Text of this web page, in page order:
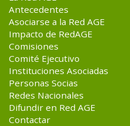
Antecedentes
Asociarse a la Red AGE
Impacto de RedAGE
Comisiones
Comité Ejecutivo
Instituciones Asociadas
Personas Socias
Redes Nacionales
Difundir en Red AGE
Contactar